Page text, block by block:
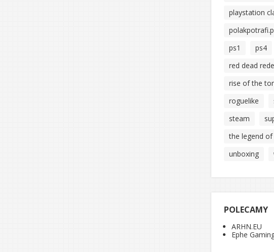
playstation
ps1
ps4
red dead
rise of the
roguelike
steam
the legend of
unboxing
POLECAMY
ARHN.EU
Ephe